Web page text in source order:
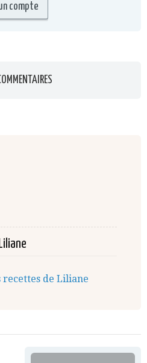
Liliane
recettes de Liliane